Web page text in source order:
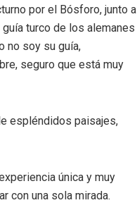
por el Bósforo, junto a
turco de los alemanes
no soy su guía,
seguro que está muy
espléndidos paisajes,
única y muy
con una sola mirada.